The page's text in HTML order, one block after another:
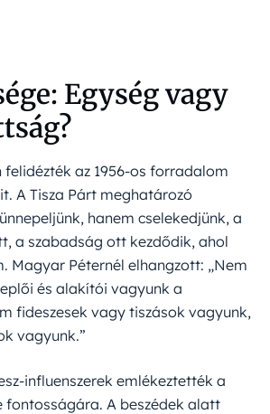
Egység vagy
felidézték az 1956-os forradalom
A Tisza Párt meghatározó
hanem cselekedjünk, a
a szabadság ott kezdődik, ahol
Magyar Péternél elhangzott: „Nem
és alakítói vagyunk a
fideszesek vagy tiszások vagyunk,
vagyunk.”
influenszerek emlékeztették a
fontosságára. A beszédek alatt